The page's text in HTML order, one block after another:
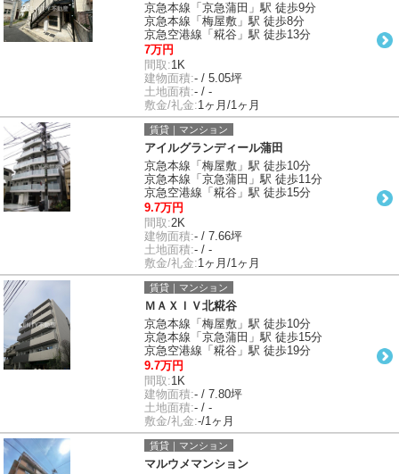
京急本線「京急蒲田」駅 徒歩9分
京急本線「梅屋敷」駅 徒歩8分
京急空港線「糀谷」駅 徒歩13分
7万円
間取:1K
建物面積:- / 5.05坪
土地面積:- / -
敷金/礼金:1ヶ月/1ヶ月
賃貸｜マンション
アイルグランディール蒲田
京急本線「梅屋敷」駅 徒歩10分
京急本線「京急蒲田」駅 徒歩11分
京急空港線「糀谷」駅 徒歩15分
9.7万円
間取:2K
建物面積:- / 7.66坪
土地面積:- / -
敷金/礼金:1ヶ月/1ヶ月
賃貸｜マンション
ＭＡＸＩＶ北糀谷
京急本線「梅屋敷」駅 徒歩10分
京急本線「京急蒲田」駅 徒歩15分
京急空港線「糀谷」駅 徒歩19分
9.7万円
間取:1K
建物面積:- / 7.80坪
土地面積:- / -
敷金/礼金:-/1ヶ月
賃貸｜マンション
マルウメマンション